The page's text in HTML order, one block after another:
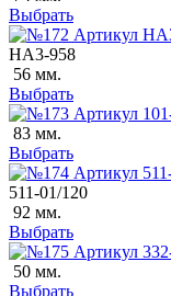
Выбрать
НА3-958
56 мм.
Выбрать
83 мм.
Выбрать
511-01/120
92 мм.
Выбрать
50 мм.
Выбрать